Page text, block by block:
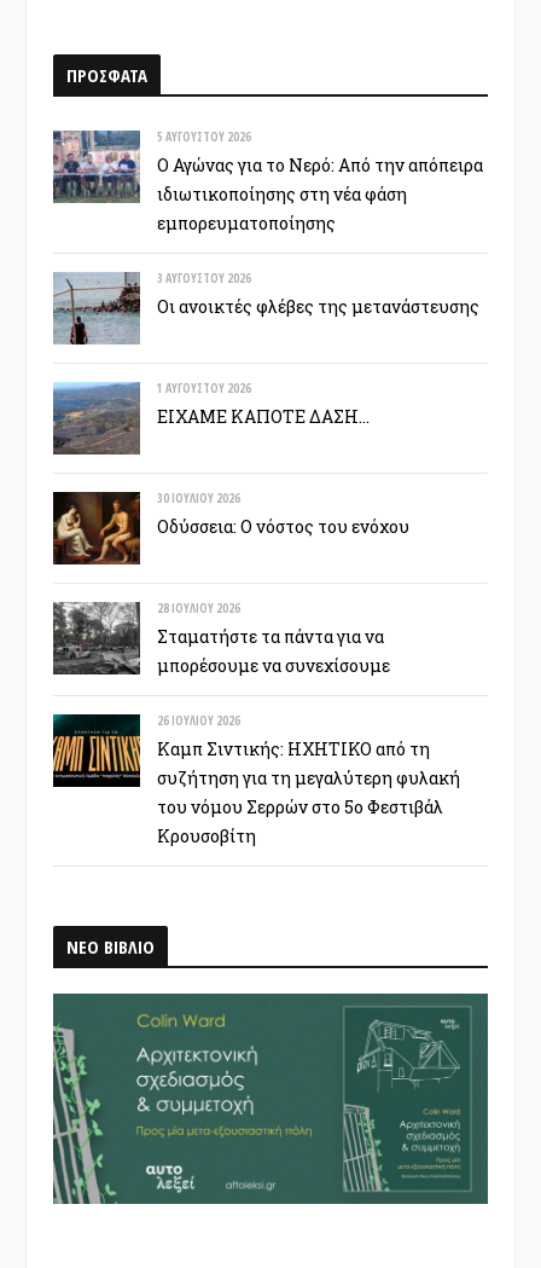
ΠΡΟΣΦΑΤΑ
5 ΑΥΓΟΎΣΤΟΥ 2026
Ο Αγώνας για το Νερό: Από την απόπειρα
ιδιωτικοποίησης στη νέα φάση
εμπορευματοποίησης
3 ΑΥΓΟΎΣΤΟΥ 2026
Οι ανοικτές φλέβες της μετανάστευσης
1 ΑΥΓΟΎΣΤΟΥ 2026
ΕΙΧΑΜΕ ΚΑΠΟΤΕ ΔΑΣΗ…
30 ΙΟΥΛΊΟΥ 2026
Οδύσσεια: Ο νόστος του ενόχου
28 ΙΟΥΛΊΟΥ 2026
Σταματήστε τα πάντα για να
μπορέσουμε να συνεχίσουμε
26 ΙΟΥΛΊΟΥ 2026
Καμπ Σιντικής: ΗΧΗΤΙΚΟ από τη
συζήτηση για τη μεγαλύτερη φυλακή
του νόμου Σερρών στο 5ο Φεστιβάλ
Κρουσοβίτη
ΝΕΟ ΒΙΒΛΙΟ